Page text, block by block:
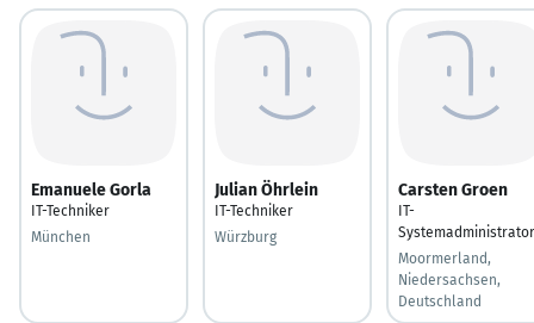
Emanuele Gorla
IT-Techniker
München
Julian Öhrlein
IT-Techniker
Würzburg
Carsten Groen
IT-
Systemadministrator
Moormerland,
Niedersachsen,
Deutschland